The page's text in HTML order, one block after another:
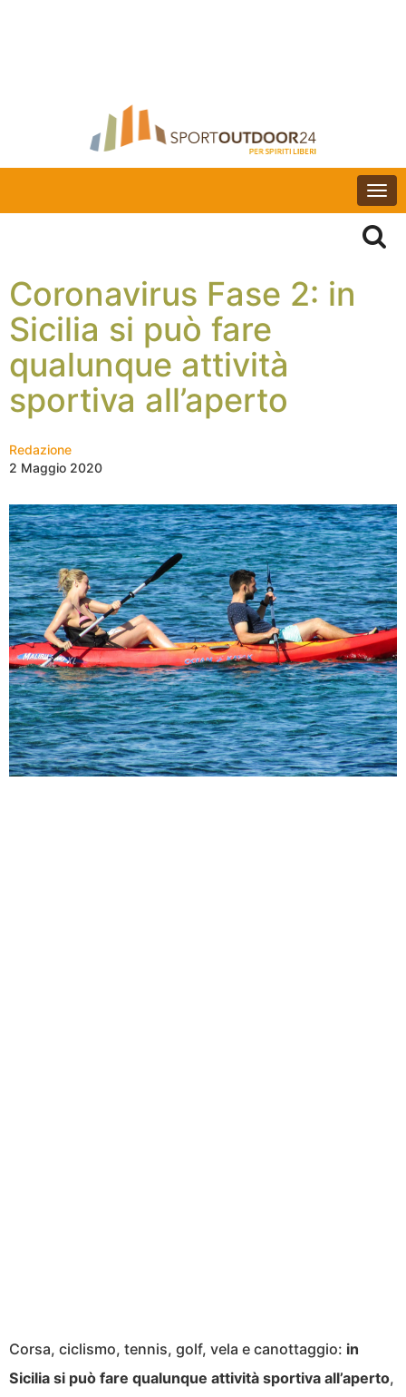
Coronavirus Fase 2: in
Sicilia si può fare
qualunque attività
sportiva all’aperto
Redazione
2 Maggio 2020
Corsa, ciclismo, tennis, golf, vela e canottaggio: in
Sicilia si può fare qualunque attività sportiva all’aperto,